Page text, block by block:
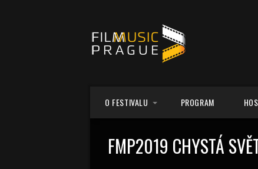
O FESTIVALU
KONCERTNÍ MÍSTA
PROGRAM
FMP2019 CHYSTÁ